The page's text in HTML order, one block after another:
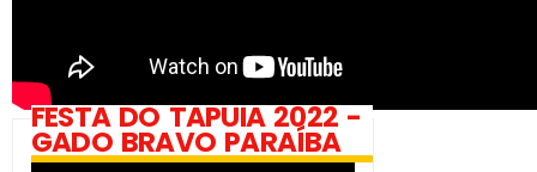
FESTA DO TAPUIA 2022 -
GADO BRAVO PARAÍBA